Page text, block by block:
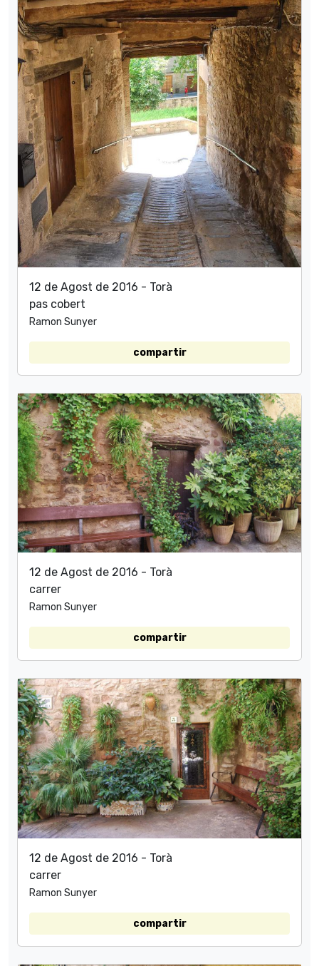
12 de Agost de 2016 - Torà
pas cobert
Ramon Sunyer
compartir
12 de Agost de 2016 - Torà
carrer
Ramon Sunyer
compartir
12 de Agost de 2016 - Torà
carrer
Ramon Sunyer
compartir